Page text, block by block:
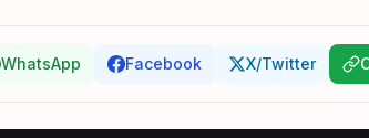
WhatsApp Facebook X/Twitter